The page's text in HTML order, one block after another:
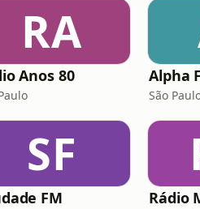
RA
Anos 80 Alpha
São
SF
FM Rádio